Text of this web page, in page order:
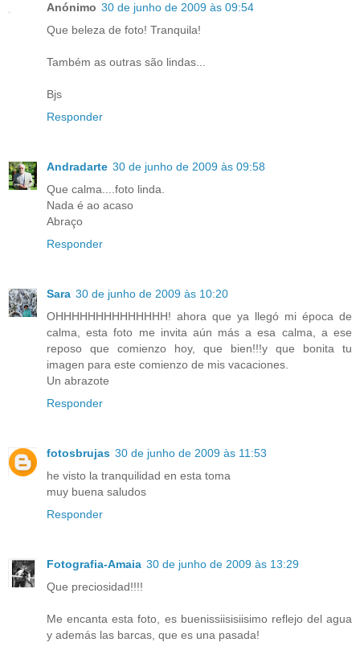
Anónimo 30 de junho de 2009 às 09:54
Que beleza de foto! Tranquila!
Também as outras são lindas...
Bjs
Responder
Andradarte 30 de junho de 2009 às 09:58
Que calma....foto linda.
Nada é ao acaso
Abraço
Responder
Sara 30 de junho de 2009 às 10:20
OHHHHHHHHHHHHHH! ahora que ya llegó mi época de
calma, esta foto me invita aún más a esa calma, a ese
reposo que comienzo hoy, que bien!!!y que bonita tu
imagen para este comienzo de mis vacaciones.
Un abrazote
Responder
fotosbrujas 30 de junho de 2009 às 11:53
he visto la tranquilidad en esta toma
muy buena saludos
Responder
Fotografia-Amaia 30 de junho de 2009 às 13:29
Que preciosidad!!!!
Me encanta esta foto, es buenissiisisiisimo reflejo del agua
y además las barcas, que es una pasada!